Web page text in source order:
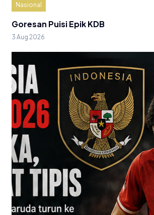
Nasional
Goresan Puisi Epik KDB
3 Aug 2026